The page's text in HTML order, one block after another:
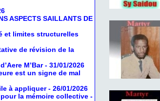
ASPECTS SAILLANTS DE
et limites structurelles
de révision de la
M’Bar - 31/01/2026
est un signe de mal
à appliquer - 26/01/2026
la mémoire collective -